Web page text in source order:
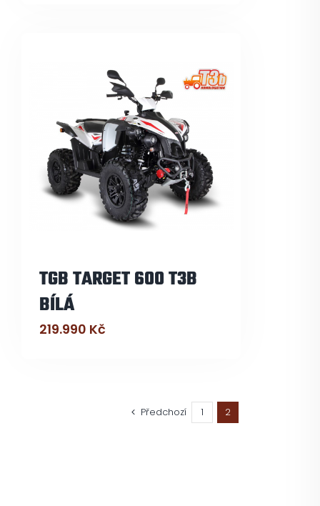
TGB TARGET 600 T3B
BÍLÁ
219.990 Kč
Předchozí 1 2